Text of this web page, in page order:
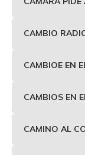
CAMBIO
CAMBIOE EN
CAMBIOS EN
CAMINO AL